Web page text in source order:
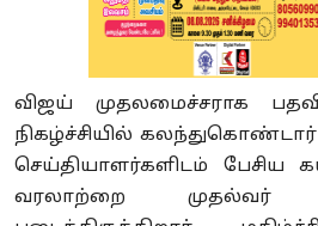
விஜய் முதலமைச்சராக
நிகழ்ச்சியில்
செய்தியாளர்களிடம் பேசிய
வரலாற்றை